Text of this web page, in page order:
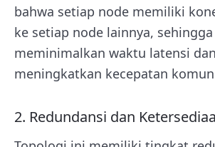
bahwa setiap node memiliki
ke setiap node lainnya, sehingga
meminimalkan waktu latensi dan
meningkatkan kecepatan
2. Redundansi dan